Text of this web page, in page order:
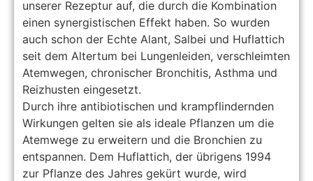
unserer Rezeptur auf, die durch die Kombination
einen synergistischen Effekt haben. So wurden
auch schon der Echte Alant, Salbei und Huflattich
seit dem Altertum bei Lungenleiden, verschleimten
Atemwegen, chronischer Bronchitis, Asthma und
Reizhusten eingesetzt.
Durch ihre antibiotischen und krampflindernden
Wirkungen gelten sie als ideale Pflanzen um die
Atemwege zu erweitern und die Bronchien zu
entspannen. Dem Huflattich, der übrigens 1994
zur Pflanze des Jahres gekürt wurde, wird